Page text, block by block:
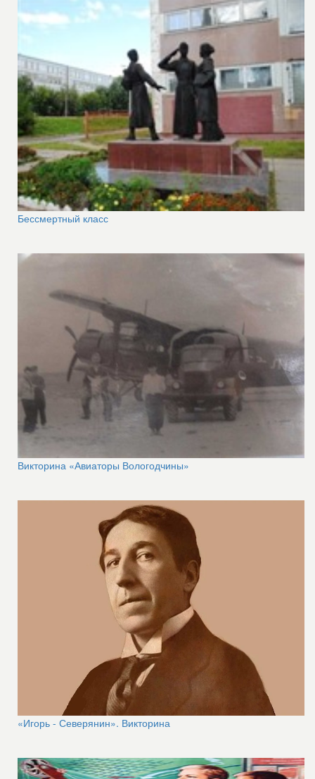
Бессмертный класс
Викторина «Авиаторы Вологодчины»
«Игорь - Северянин». Викторина